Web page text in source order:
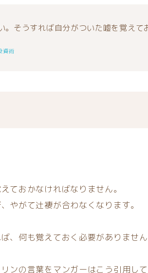
。そうすれば自分がついた嘘を覚えて
資術
ておかなければなりません。
やがて辻褄が合わなくなります。
、何も覚えておく必要がありません
ンの言葉をマンガーはこう引用して